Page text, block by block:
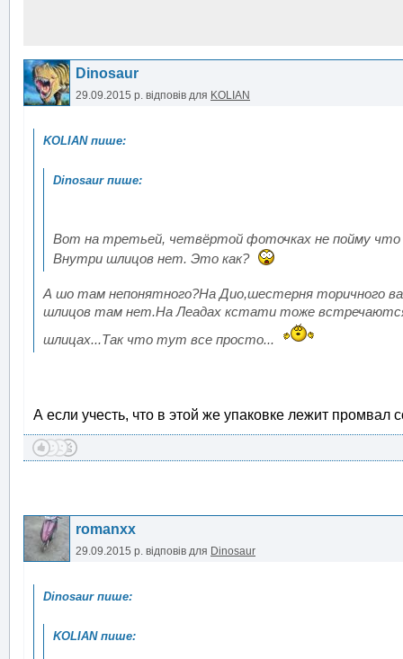
Dinosaur
29.09.2015 р. відповів для KOLIAN
Вот на третьей, четвёртой фоточках не пойму что
Внутри шлицов нет. Это как?
А шо там непонятного?На Дио,шестерня торичного
шлицов там нет.На Леадах кстати тоже
шлицах...Так что тут все просто...
А если учесть, что в этой же упаковке лежит
romanxx
29.09.2015 р. відповів для Dinosaur